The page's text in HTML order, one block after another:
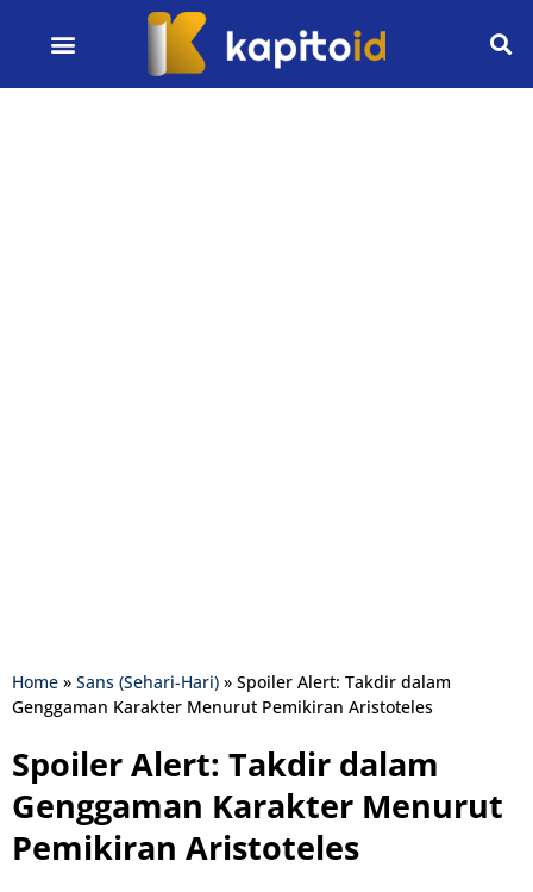
Home » Sans (Sehari-Hari) » Spoiler Alert: Takdir dalam
Genggaman Karakter Menurut Pemikiran Aristoteles
Spoiler Alert: Takdir dalam
Genggaman Karakter Menurut
Pemikiran Aristoteles